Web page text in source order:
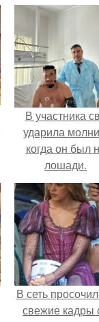
В участника
ударила
когда он был
лошади.
В сеть
свежие кадры